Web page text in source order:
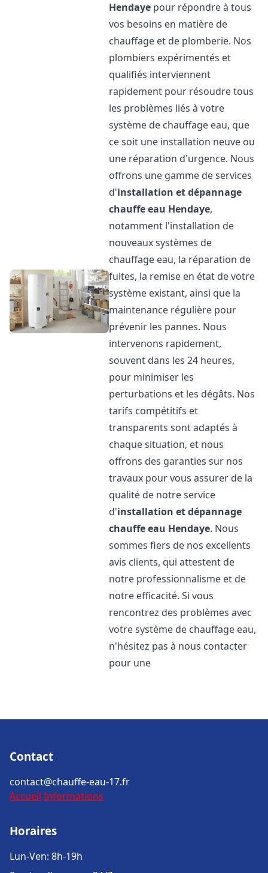
Hendaye pour répondre à tous
vos besoins en matière de
chauffage et de plomberie. Nos
plombiers expérimentés et
qualifiés interviennent
rapidement pour résoudre tous
les problèmes liés à votre
système de chauffage eau, que
ce soit une installation neuve ou
une réparation d'urgence. Nous
offrons une gamme de services
d'installation et dépannage
chauffe eau Hendaye,
notamment l'installation de
nouveaux systèmes de
chauffage eau, la réparation de
fuites, la remise en état de votre
système existant, ainsi que la
maintenance régulière pour
prévenir les pannes. Nous
intervenons rapidement,
souvent dans les 24 heures,
pour minimiser les
perturbations et les dégâts. Nos
tarifs compétitifs et
transparents sont adaptés à
chaque situation, et nous
offrons des garanties sur nos
travaux pour vous assurer de la
qualité de notre service
d'installation et dépannage
chauffe eau Hendaye. Nous
sommes fiers de nos excellents
avis clients, qui attestent de
notre professionnalisme et de
notre efficacité. Si vous
rencontrez des problèmes avec
votre système de chauffage eau,
n'hésitez pas à nous contacter
pour une
Contact
contact@chauffe-eau-17.fr
Accueil Informations
Horaires
Lun-Ven: 8h-19h